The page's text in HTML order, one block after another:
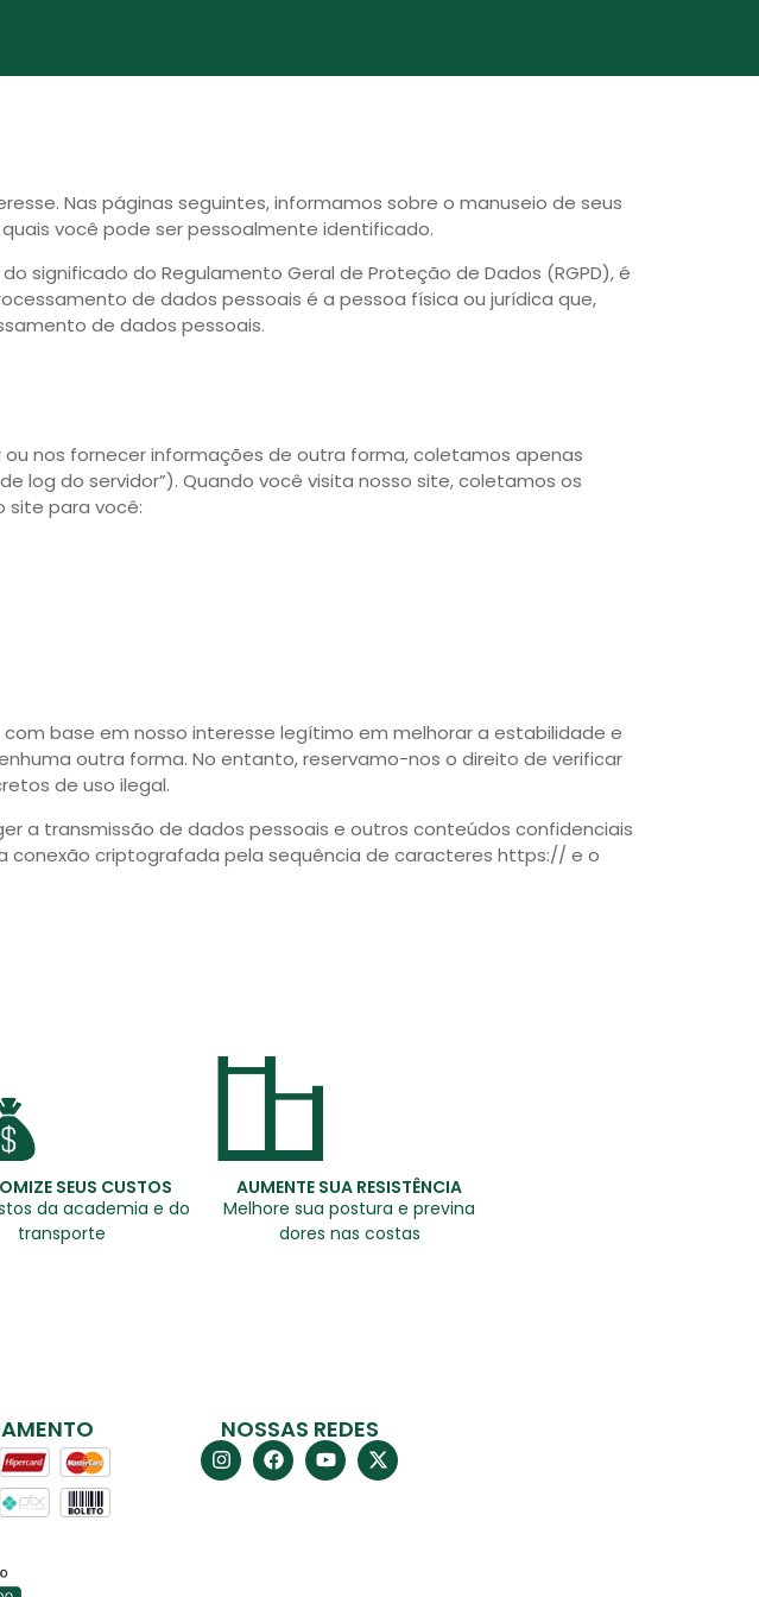
Nas páginas seguintes, informamos sobre o manuseio de seus
você pode ser pessoalmente identificado.
significado do Regulamento Geral de Proteção de Dados (RGPD), é
de dados pessoais é a pessoa física ou jurídica que,
de dados pessoais.
nos fornecer informações de outra forma, coletamos apenas
log do servidor”). Quando você visita nosso site, coletamos os
site para você:
base em nosso interesse legítimo em melhorar a estabilidade e
outra forma. No entanto, reservamo-nos o direito de verificar
de uso ilegal.
a transmissão de dados pessoais e outros conteúdos confidenciais
conexão criptografada pela sequência de caracteres https:// e o
SEUS CUSTOS
da academia e do
transporte
AUMENTE SUA RESISTÊNCIA
Melhore sua postura e previna
dores nas costas
NOSSAS REDES